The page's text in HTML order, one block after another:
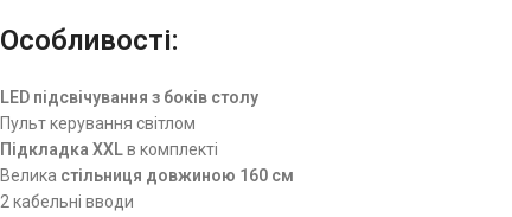
Особливості:
LED підсвічування з боків столу
Пульт керування світлом
Підкладка XXLв комплекті
Велика стільниця довжиною 160 см
2 кабельні вводи